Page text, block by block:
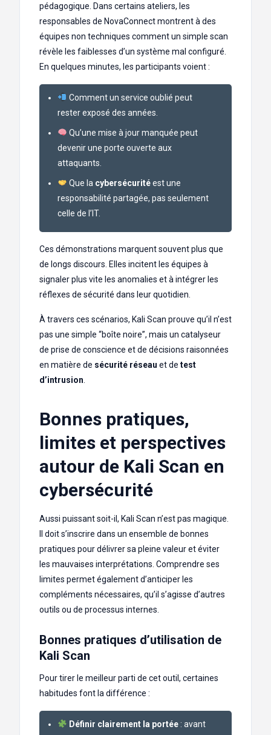
pédagogique. Dans certains ateliers, les
responsables de NovaConnect montrent à des
équipes non techniques comment un simple scan
révèle les faiblesses d’un système mal configuré.
En quelques minutes, les participants voient :
Comment un service oublié peut
rester exposé des années.
Qu’une mise à jour manquée peut
devenir une porte ouverte aux
attaquants.
Que la cybersécuritéest une
responsabilité partagée, pas seulement
celle de l’IT.
Ces démonstrations marquent souvent plus que
de longs discours. Elles incitent les équipes à
signaler plus vite les anomalies et à intégrer les
réflexes de sécurité dans leur quotidien.
À travers ces scénarios, Kali Scan prouve qu’il n’est
pas une simple “boîte noire”, mais un catalyseur
de prise de conscience et de décisions raisonnées
en matière de sécurité réseau et de test
d’intrusion
Bonnes pratiques,
limites et perspectives
autour de Kali Scan en
cybersécurité
Aussi puissant soit-il, Kali Scan n’est pas magique.
Il doit s’inscrire dans un ensemble de bonnes
pratiques pour délivrer sa pleine valeur et éviter
les mauvaises interprétations. Comprendre ses
limites permet également d’anticiper les
compléments nécessaires, qu’il s’agisse d’autres
outils ou de processus internes.
Bonnes pratiques d’utilisation de
Kali Scan
Pour tirer le meilleur parti de cet outil, certaines
habitudes font la différence :
Définir clairement la portée: avant